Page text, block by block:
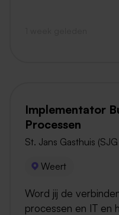
Implementator
Processen
St. Jans Gasthuis
Weert
Word jij de
processen en IT en